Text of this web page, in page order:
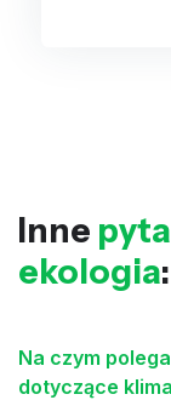
Inne
ekologia:
Na czym
dotyczące